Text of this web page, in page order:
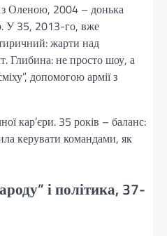
Оленою, 2004 – донька
У 35, 2013-го, вже
жарти над
Глибина: не просто шоу, а
допомогою армії з
кар’єри. 35 років – баланс:
керувати командами, як
і політика, 37-